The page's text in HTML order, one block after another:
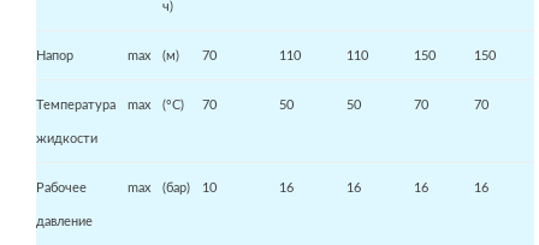
ч)
Напор max (м) 70 110 110 150 150
Температура
жидкости
max (°С) 70 50 50 70 70
Рабочее
давление
max (бар) 10 16 16 16 16